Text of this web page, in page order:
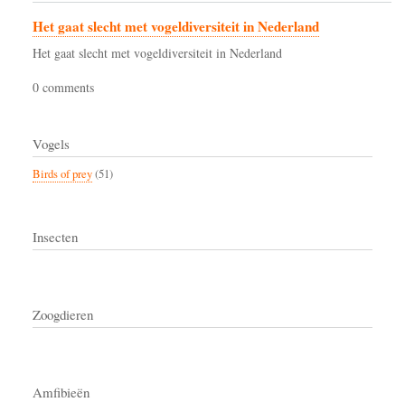
Het gaat slecht met vogeldiversiteit in Nederland
Het gaat slecht met vogeldiversiteit in Nederland
0 comments
Vogels
Birds of prey(51)
Insecten
Zoogdieren
Amfibieën